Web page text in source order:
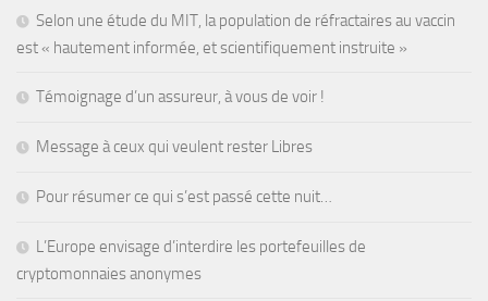
Selon une étude du MIT, la population de réfractaires au vaccin
est « hautement informée, et scientifiquement instruite »
Témoignage d’un assureur, à vous de voir !
Message à ceux qui veulent rester Libres
Pour résumer ce qui s’est passé cette nuit…
L’Europe envisage d’interdire les portefeuilles de
cryptomonnaies anonymes